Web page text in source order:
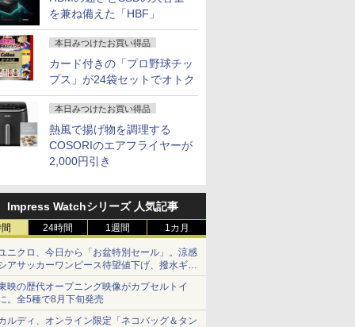
を兼ね備えた「HBF」
本日みつけたお買い得品
カード付きの「プロ野球チッ
プス」が24袋セットでオトク
本日みつけたお買い得品
熱風で揚げ物を調理する
COSORIのエアフライヤーが
2,000円引き
Impress Watchシリーズ 人気記事
24時間 1週間 1カ月
ニクロ、今日から「お盆特別セール」。涼感
アサッカーワンピース待望値下げ、撥水ギア
ョーツは1990円に
映の歴代オープニング映像がカプセルトイ
。全5種で8月下旬発売
ルディ、オンライン限定「ネコバッグ＆タン